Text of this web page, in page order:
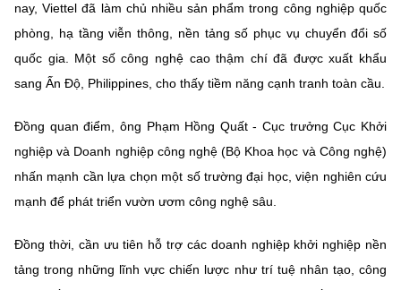
nay, Viettel đã làm chủ nhiều sản phẩm trong công nghiệp quốc
phòng, hạ tầng viễn thông, nền tảng số phục vụ chuyển đổi số
quốc gia. Một số công nghệ cao thậm chí đã được xuất khẩu
sang Ấn Độ, Philippines, cho thấy tiềm năng cạnh tranh toàn cầu.
Đồng quan điểm, ông Phạm Hồng Quất - Cục trưởng Cục Khởi
nghiệp và Doanh nghiệp công nghệ (Bộ Khoa học và Công nghệ)
nhấn mạnh cần lựa chọn một số trường đại học, viện nghiên cứu
mạnh để phát triển vườn ươm công nghệ sâu.
Đồng thời, cần ưu tiên hỗ trợ các doanh nghiệp khởi nghiệp nền
tảng trong những lĩnh vực chiến lược như trí tuệ nhân tạo, công